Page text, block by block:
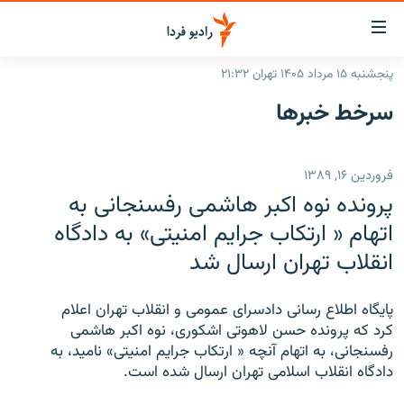
لینک‌های
قابلیت
دسترسی
بازگشت
اصلی
رفتن
صفحه
جستجو
ایران
رادیو
انتخاب کنید و بشنوید
برنامه‌های رادیویی
پادکست
چندرسانه‌ای
گزارش‌های ویدئویی
English
به ما بپیوندید
پنجشنبه ۱۵ مرداد ۱۴۰۵ تهران ۲۱:۳۲
سرخط‌ خبرها
فروردین ۱۶, ۱۳۸۹
پرونده نوه اکبر هاشمی رفسنجانی به
اتهام « ارتکاب جرايم امنيتی» به دادگاه
انقلاب تهران ارسال شد
پايگاه اطلاع رسانی دادسرای عمومی و انقلاب تهران اعلام
کرد که پرونده حسن لاهوتی اشکوری، نوه اکبر هاشمی
رفسنجانی، به اتهام آنچه « ارتکاب جرايم امنيتی» ناميد، به
دادگاه انقلاب اسلامی تهران ارسال شده است.